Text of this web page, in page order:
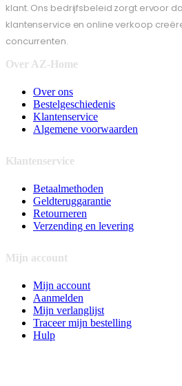
klant. Ons bedrijfsbeleid zorgt ervoor
klantenservice en online verkoop
concurrenten.
Over AZ-Home
Over ons
Bestelgeschiedenis
Klantenservice
Algemene voorwaarden
Klantenservice
Betaalmethoden
Geldteruggarantie
Retourneren
Verzending en levering
Mijn account
Mijn account
Aanmelden
Mijn verlanglijst
Traceer mijn bestelling
Hulp